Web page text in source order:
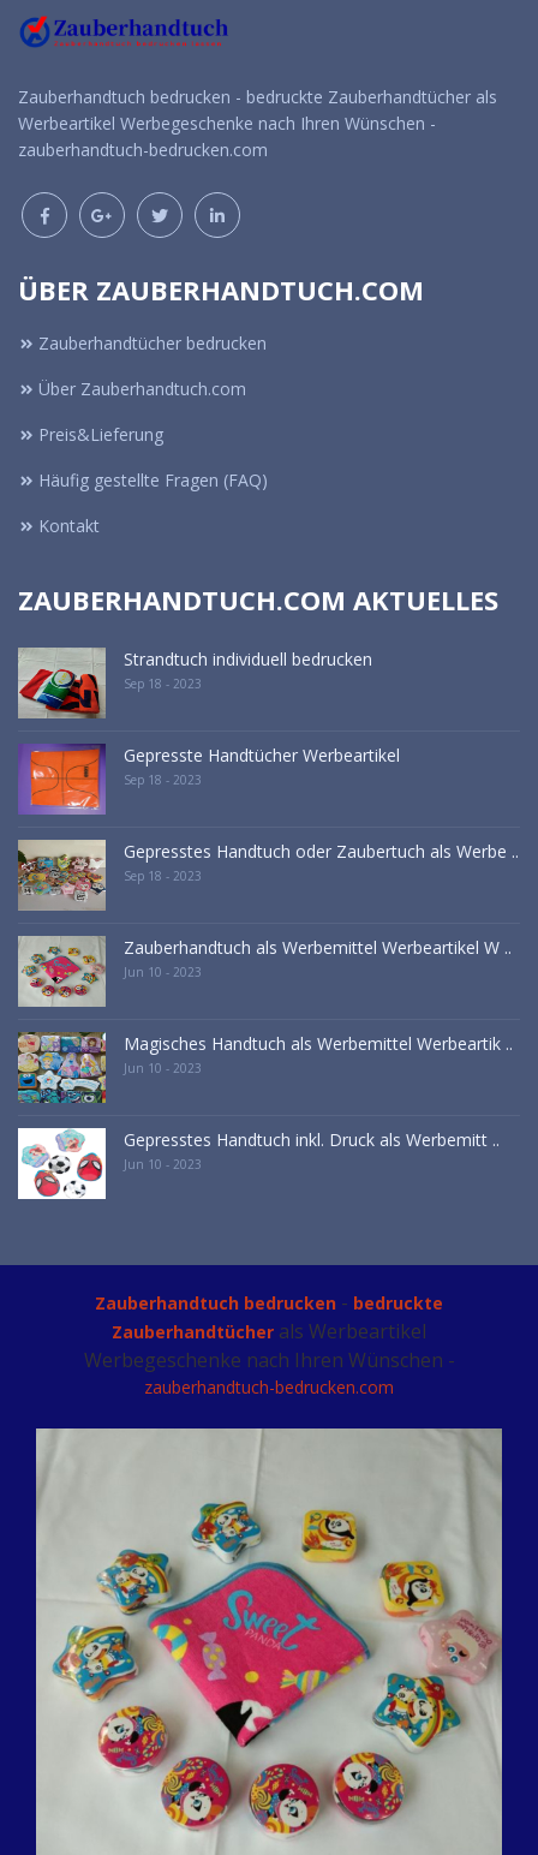
Zauberhandtuch bedrucken - bedruckte Zauberhandtücher als
Werbeartikel Werbegeschenke nach Ihren Wünschen -
zauberhandtuch-bedrucken.com
ÜBER ZAUBERHANDTUCH.COM
Zauberhandtücher bedrucken
Über Zauberhandtuch.com
Preis&Lieferung
Häufig gestellte Fragen (FAQ)
Kontakt
ZAUBERHANDTUCH.COM AKTUELLES
Strandtuch individuell bedrucken
Sep 18 - 2023
Gepresste Handtücher Werbeartikel
Sep 18 - 2023
Gepresstes Handtuch oder Zaubertuch als Werbe ..
Sep 18 - 2023
Zauberhandtuch als Werbemittel Werbeartikel W ..
Jun 10 - 2023
Magisches Handtuch als Werbemittel Werbeartik ..
Jun 10 - 2023
Gepresstes Handtuch inkl. Druck als Werbemitt ..
Jun 10 - 2023
Zauberhandtuch bedrucken - bedruckte
Zauberhandtücher als Werbeartikel
Werbegeschenke nach Ihren Wünschen -
zauberhandtuch-bedrucken.com